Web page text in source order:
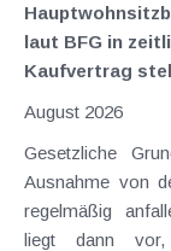
laut BFG in
Kaufvertrag
August 2026
Gesetzliche
Ausnahme von
regelmäßig
liegt dann